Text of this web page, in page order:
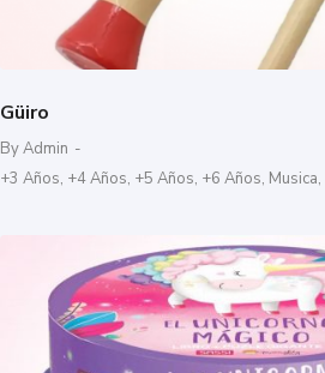
Güiro
By Admin -
+3 Años, +4 Años, +5 Años, +6 Años, Musica,